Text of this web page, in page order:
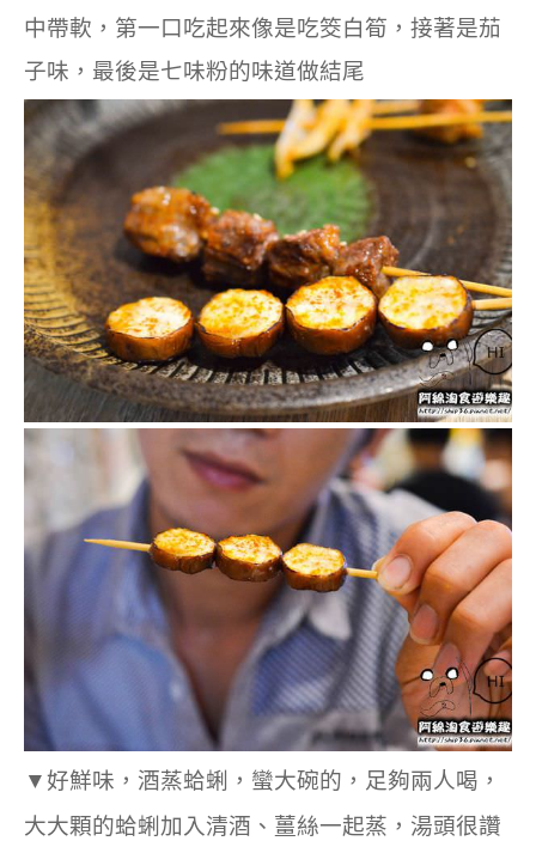
中帶軟，第一口吃起來像是吃筊白筍，接著是茄
子味，最後是七味粉的味道做結尾
▼好鮮味，酒蒸蛤蜊，蠻大碗的，足夠兩人喝，
大大顆的蛤蜊加入清酒、薑絲一起蒸，湯頭很讚